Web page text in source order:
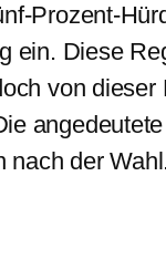
Prozent-
ein. Diese
von dieser
nach der